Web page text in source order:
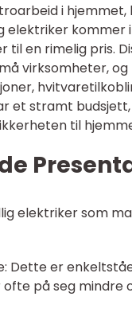
i
elektriker
til en rimelig pris.
virksomheter,
et stramt
til
elektriker som
Dette er
på seg mindre